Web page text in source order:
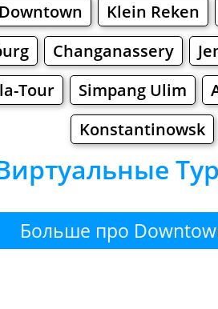
Downtown Klein Reken
Changanassery
Tour Simpang Ulim
Konstantinowsk
Больше про
- Где поесть